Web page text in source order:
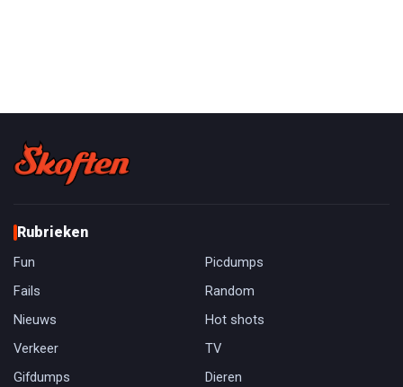
Rubrieken
Fun
Picdumps
Fails
Random
Nieuws
Hot shots
Verkeer
TV
Gifdumps
Dieren